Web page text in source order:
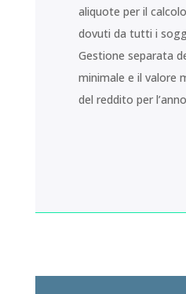
aliquote per il
dovuti da tutti i
Gestione separata
minimale e il valore
del reddito per